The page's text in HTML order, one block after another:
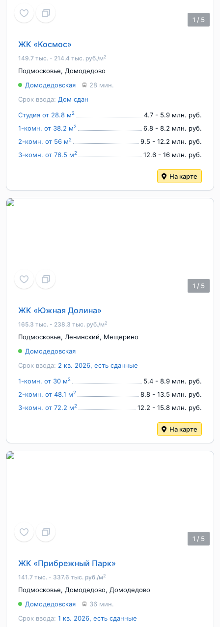
1 / 5
ЖК «Космос»
149.7 тыс. - 214.4 тыс. руб./м2
Подмосковье, Домодедово
Срок ввода: Дом сдан
Домодедовская 28 мин.
Студия от 28.8 м2
4.7 - 5.9 млн. руб.
1-комн. от 38.2 м2
6.8 - 8.2 млн. руб.
2-комн. от 56 м2
9.5 - 12.2 млн. руб.
3-комн. от 76.5 м2 12.6 - 16 млн. руб.
На карте
1 / 5
ЖК «Южная Долина»
165.3 тыс. - 238.3 тыс. руб./м2
Подмосковье, Ленинский, Мещерино
Срок ввода: 2 кв. 2026, есть сданные
Домодедовская
1-комн. от 30 м2
5.4 - 8.9 млн. руб.
2-комн. от 48.1 м2
8.8 - 13.5 млн. руб.
3-комн. от 72.2 м2 12.2 - 15.8 млн. руб.
На карте
1 / 5
ЖК «Прибрежный Парк»
141.7 тыс. - 337.6 тыс. руб./м2
Подмосковье, Домодедово, Домодедово
Срок ввода: 1 кв. 2026, есть сданные
Домодедовская 36 мин.